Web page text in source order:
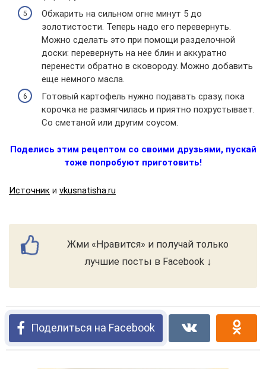
Обжарить на сильном огне минут 5 до
золотистости. Теперь надо его перевернуть.
Можно сделать это при помощи разделочной
доски: перевернуть на нее блин и аккуратно
перенести обратно в сковороду. Можно добавить
еще немного масла.
Готовый картофель нужно подавать сразу, пока
корочка не размягчилась и приятно похрустывает.
Со сметаной или другим соусом.
Поделись этим рецептом со своими друзьями, пускай
тоже попробуют приготовить!
Источник и vkusnatisha.ru
Жми «Нравится» и получай только
лучшие посты в Facebook ↓
Поделиться на Facebook